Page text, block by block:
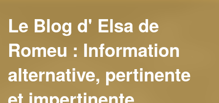
Le Blog d' Elsa de
Romeu : Information
alternative, pertinente